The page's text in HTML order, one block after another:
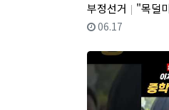
부정선거 "목덜미 잡고
등록일
06.17